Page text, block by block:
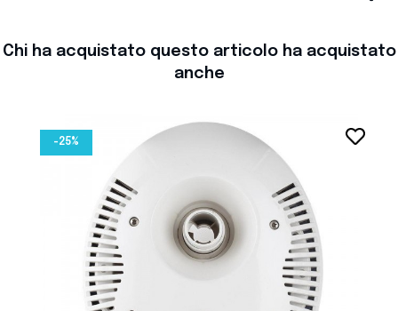
Chi ha acquistato questo articolo ha acquistato
anche
favorite_border
-25%